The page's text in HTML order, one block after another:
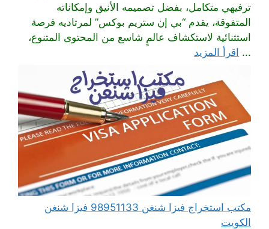
ترفيهي متكامل، بفضل تصميمه الأنيق وإمكاناته
المتفوقة، يقدم “بي إن ستريم بوكس” لمرتاديه فرصة
استثنائية لاستكشاف عالمٍ شاسع من المحتوى المتنوع،
... اقرأ المزيد
مكتب استخراج فيزا شنغن 98951133 فيزا شنغن
الكويت